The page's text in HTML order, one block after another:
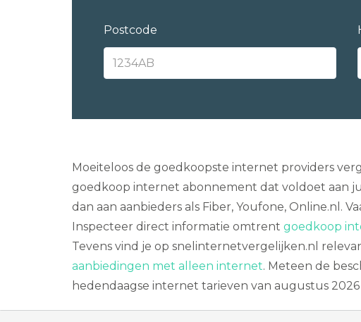
Postcode
Moeiteloos de goedkoopste internet providers
goedkoop internet abonnement dat voldoet aan
dan aan aanbieders als Fiber, Youfone, Online.nl.
Inspecteer direct informatie omtrent goedkoop
Tevens vind je op snelinternetvergelijken.nl
aanbiedingen met alleen internet. Meteen de
hedendaagse internet tarieven van augustus